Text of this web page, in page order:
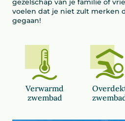
gezelschap van je familie of
voelen dat je niet zult merken
gegaan!
Verwarmd
zwembad